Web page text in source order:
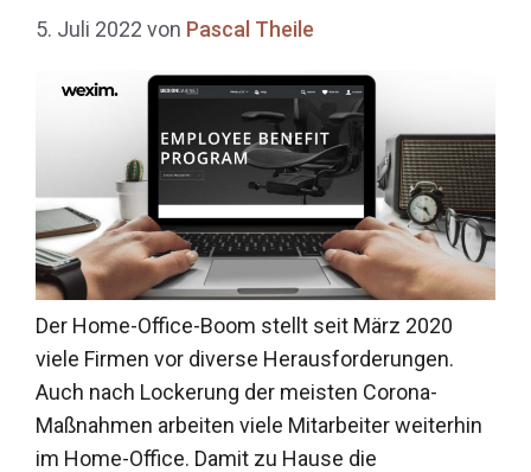
5. Juli 2022 von Pascal Theile
Der Home-Office-Boom stellt seit März 2020
viele Firmen vor diverse Herausforderungen.
Auch nach Lockerung der meisten Corona-
Maßnahmen arbeiten viele Mitarbeiter weiterhin
im Home-Office. Damit zu Hause die